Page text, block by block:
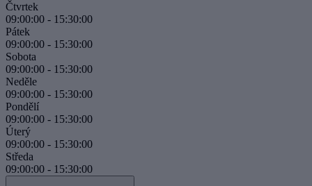
Čtvrtek
09:00:00 - 15:30:00
Pátek
09:00:00 - 15:30:00
Sobota
09:00:00 - 15:30:00
Neděle
09:00:00 - 15:30:00
Pondělí
09:00:00 - 15:30:00
Úterý
09:00:00 - 15:30:00
Středa
09:00:00 - 15:30:00